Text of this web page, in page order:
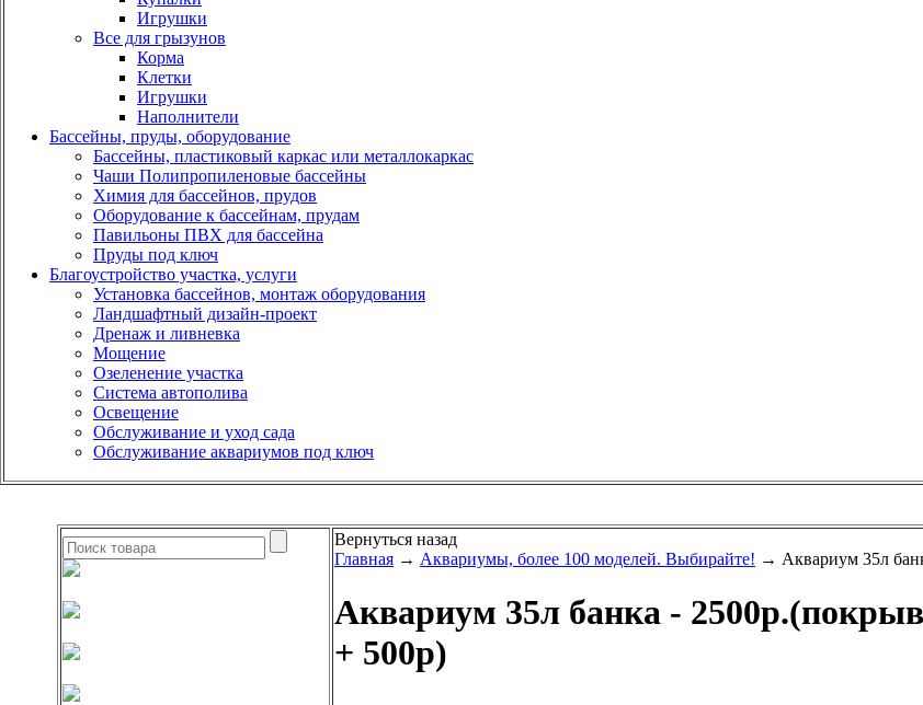
Игрушки
Все для грызунов
Корма
Клетки
Игрушки
Наполнители
Бассейны, пруды, оборудование
Бассейны, пластиковый каркас или металлокаркас
Чаши Полипропиленовые бассейны
Химия для бассейнов, прудов
Оборудование к бассейнам, прудам
Павильоны ПВХ для бассейна
Пруды под ключ
Благоустройство участка, услуги
Установка бассейнов, монтаж оборудования
Ландшафтный дизайн-проект
Дренаж и ливневка
Мощение
Озеленение участка
Система автополива
Освещение
Обслуживание и уход сада
Обслуживание аквариумов под ключ
Вернуться назад
Главная → Аквариумы, более 100 моделей. Выбирайте! → Аквариум 35л
Аквариум 35л банка -
+ 500р)